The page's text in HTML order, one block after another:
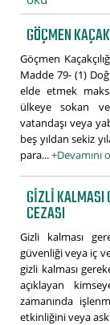
GÖÇMEN
Göçmen
Madde 79- (1)
elde etmek
ülkeye sokan
vatandaşı veya
beş yıldan sekiz
para...+Devamını
GIZLI KALMASI
CEZASI
Gizli kalması
güvenliği veya iç
gizli kalması
açıklayan
zamanında
etkinliğini veya